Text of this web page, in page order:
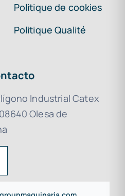
Politique de cookies
Politique Qualité
Industrial Catex
Olesa de